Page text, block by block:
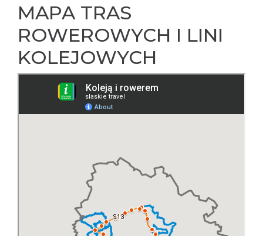
MAPA TRAS
ROWEROWYCH I LINI
KOLEJOWYCH